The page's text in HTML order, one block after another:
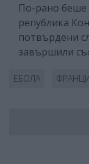
По-рано
република
потвърдени
завършили
ЕБОЛА